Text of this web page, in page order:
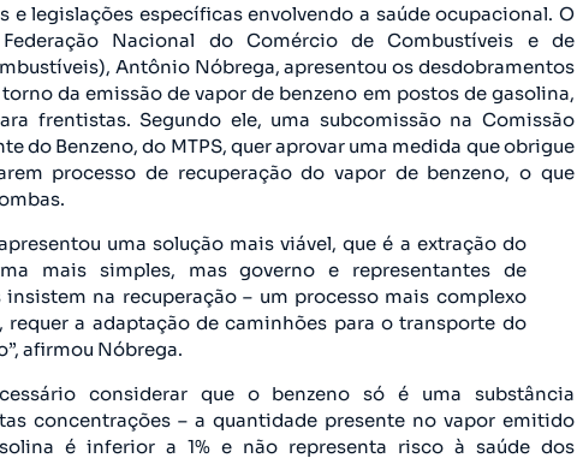
e legislações específicas envolvendo a saúde ocupacional. O
Nacional do Comércio de Combustíveis e de
Antônio Nóbrega, apresentou os desdobramentos
da emissão de vapor de benzeno em postos de gasolina,
frentistas. Segundo ele, uma subcomissão na Comissão
do Benzeno, do MTPS, quer aprovar uma medida que obrigue
processo de recuperação do vapor de benzeno, o que
uma solução mais viável, que é a extração do
mais simples, mas governo e representantes de
insistem na recuperação – um processo mais complexo
requer a adaptação de caminhões para o transporte do
afirmou Nóbrega.
considerar que o benzeno só é uma substância
concentrações – a quantidade presente no vapor emitido
é inferior a 1% e não representa risco à saúde dos